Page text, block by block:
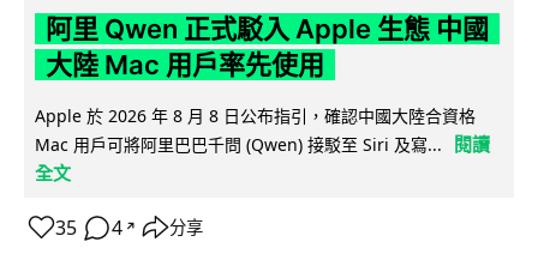
阿里 Qwen 正式駁入 Apple 生態 中國
大陸 Mac 用戶率先使用
Apple 於 2026 年 8 月 8 日公布指引，確認中國大陸合資格
Mac 用戶可將阿里巴巴千問 (Qwen) 接駁至 Siri 及寫...
閱讀
全文
35 4 ↗ 分享